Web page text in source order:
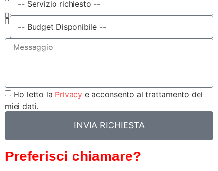
Preferisci chiamare?
Ho letto la Privacy e acconsento al trattamento dei
miei dati.
INVIA RICHIESTA